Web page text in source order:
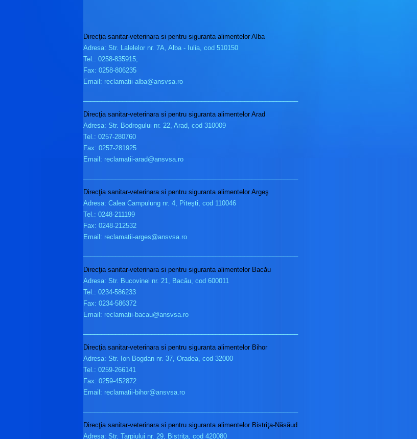
Direcţia sanitar-veterinara si pentru siguranta alimentelor Alba
Adresa: Str. Lalelelor nr. 7A, Alba - Iulia, cod 510150
Tel.: 0258-835915;
Fax: 0258-806235
Email: reclamatii-alba@ansvsa.ro
Direcţia sanitar-veterinara si pentru siguranta alimentelor Arad
Adresa: Str. Bodrogului nr. 22, Arad, cod 310009
Tel.: 0257-280760
Fax: 0257-281925
Email: reclamatii-arad@ansvsa.ro
Direcţia sanitar-veterinara si pentru siguranta alimentelor Argeş
Adresa: Calea Campulung nr. 4, Piteşti, cod 110046
Tel.: 0248-211199
Fax: 0248-212532
Email: reclamatii-arges@ansvsa.ro
Direcţia sanitar-veterinara si pentru siguranta alimentelor Bacău
Adresa: Str. Bucovinei nr. 21, Bacău, cod 600011
Tel.: 0234-586233
Fax: 0234-586372
Email: reclamatii-bacau@ansvsa.ro
Direcţia sanitar-veterinara si pentru siguranta alimentelor Bihor
Adresa: Str. Ion Bogdan nr. 37, Oradea, cod 32000
Tel.: 0259-266141
Fax: 0259-452872
Email: reclamatii-bihor@ansvsa.ro
Direcţia sanitar-veterinara si pentru siguranta alimentelor Bistriţa-Năsăud
Adresa: Str. Tarpiului nr. 29, Bistriţa, cod 420080